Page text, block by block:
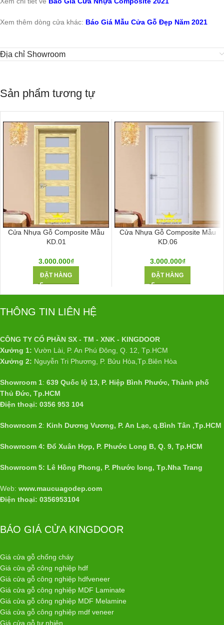
Xem thêm dòng cửa khác: Báo Giá Mẫu Cửa Gỗ Đẹp Năm 2021
Địa chỉ Showroom
Sản phẩm tương tự
Cửa Nhựa Gỗ Composite Mẫu
KD.01
3.000.000₫
ĐẶT HÀNG
Cửa Nhựa Gỗ Composite Mẫu
KD.06
3.000.000₫
ĐẶT HÀNG
THÔNG TIN LIÊN HỆ
CÔNG TY CỔ PHẦN SX - TM - XNK - KINGDOOR
Xưởng 1: Vườn Lài, P. An Phú Đông, Q. 12, Tp.HCM
Xưởng 2: Nguyễn Tri Phương, P. Bửu Hòa,Tp.Biên Hòa
Showroom 1: 639 Quốc lộ 13, P. Hiệp Bình Phước, Thành phố
Thủ Đức, Tp.HCM
Điện thoại: 0356 953 104
Showroom 2: Kinh Dương Vương, P. An Lạc, q.Bình Tân ,Tp.HCM
Showroom 4: Đổ Xuân Hợp, P. Phước Long B, Q. 9, Tp.HCM
Showroom 5: Lê Hồng Phong, P. Phước long, Tp.Nha Trang
Web: www.maucuagodep.com
Điện thoại: 0356953104
BÁO GIÁ CỬA KINGDOOR
Giá cửa gỗ chống cháy
Giá cửa gỗ công nghiệp hdf
Giá cửa gỗ công nghiệp hdfveneer
Giá cửa gỗ công nghiệp MDF Laminate
Giá cửa gỗ công nghiệp MDF Melamine
Giá cửa gỗ công nghiệp mdf veneer
Giá cửa gỗ tự nhiên